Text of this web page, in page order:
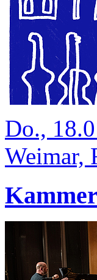
Do.,
Weimar,